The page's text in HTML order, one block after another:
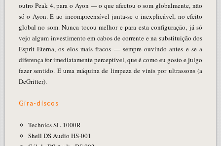
outro Peak 4, para o Ayon — o que afectou o som globalmente, não
só o Ayon. E ao incompreensível junta-se o inexplicável, no efeito
global no som. Nunca tocou melhor e para esta configuração, já só
vejo algum investimento em cabos de corrente e na substituição dos
Esprit Eterna, os elos mais fracos — sempre ouvindo antes e se a
diferença for imediatamente perceptível, que é como eu gosto e julgo
fazer sentido. E uma máquina de limpeza de vinis por ultrassons (a
DeGritter).
Gira-discos
Technics SL-1000R
Shell DS Audio HS-001